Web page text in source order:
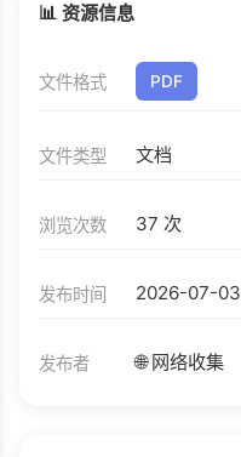
📊 资源信息
文件格式 PDF
文件类型 文档
浏览次数 37 次
发布时间 2026-07-03
发布者 🌐 网络收集